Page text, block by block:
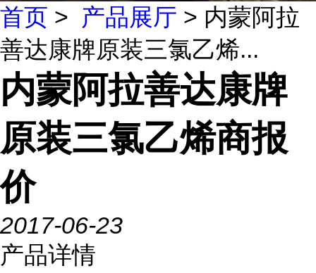
首页 > 产品展厅 > 内蒙阿拉
善达康牌原装三氯乙烯...
内蒙阿拉善达康牌
原装三氯乙烯商报
价
2017-06-23
产品详情